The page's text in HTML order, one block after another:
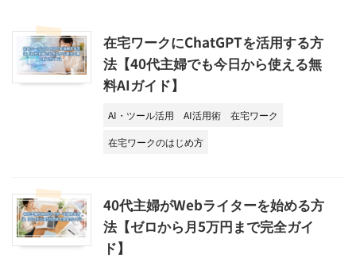
在宅ワークにChatGPTを活用する方
法【40代主婦でも今日から使える無
料AIガイド】
AI・ツール活用 AI活用術
在宅ワーク
在宅ワークのはじめ方
40代主婦がWebライターを始める方
法【ゼロから月5万円まで完全ガイ
ド】